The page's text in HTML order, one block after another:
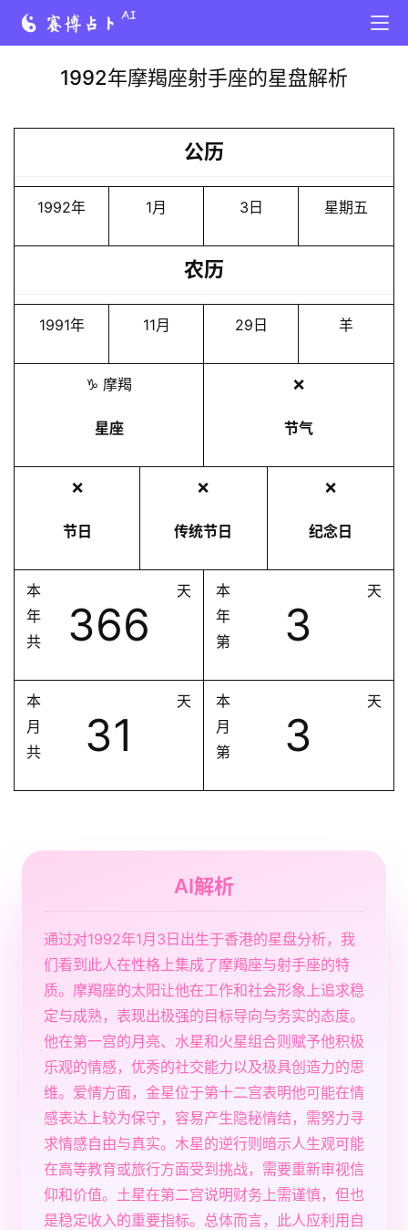
1992年摩羯座射手座的星盘解析
公历
1992年 1月 3日 星期五
农历
1991年 11月 29日 羊
♑️ 摩羯
星座
❌
节气
❌
节日
❌
传统节日
❌
纪念日
本
年
共
366
天
本
年
第
3
天
本
月
共
31
天
本
月
第
3
天
AI解析
通过对1992年1月3日出生于香港的星盘分析，我
们看到此人在性格上集成了摩羯座与射手座的特
质。摩羯座的太阳让他在工作和社会形象上追求稳
定与成熟，表现出极强的目标导向与务实的态度。
他在第一宫的月亮、水星和火星组合则赋予他积极
乐观的情感，优秀的社交能力以及极具创造力的思
维。爱情方面，金星位于第十二宫表明他可能在情
感表达上较为保守，容易产生隐秘情结，需努力寻
求情感自由与真实。木星的逆行则暗示人生观可能
在高等教育或旅行方面受到挑战，需要重新审视信
仰和价值。土星在第二宫说明财务上需谨慎，但也
是稳定收入的重要指标。总体而言，此人应利用自